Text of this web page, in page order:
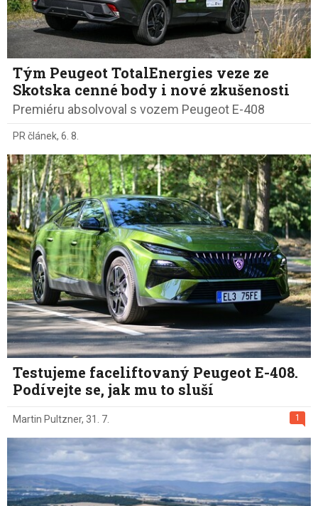
Tým Peugeot TotalEnergies veze ze
Skotska cenné body i nové zkušenosti
Premiéru absolvoval s vozem Peugeot E-408
PR článek, 6. 8.
Testujeme faceliftovaný Peugeot E-408.
Podívejte se, jak mu to sluší
1
Martin Pultzner, 31. 7.